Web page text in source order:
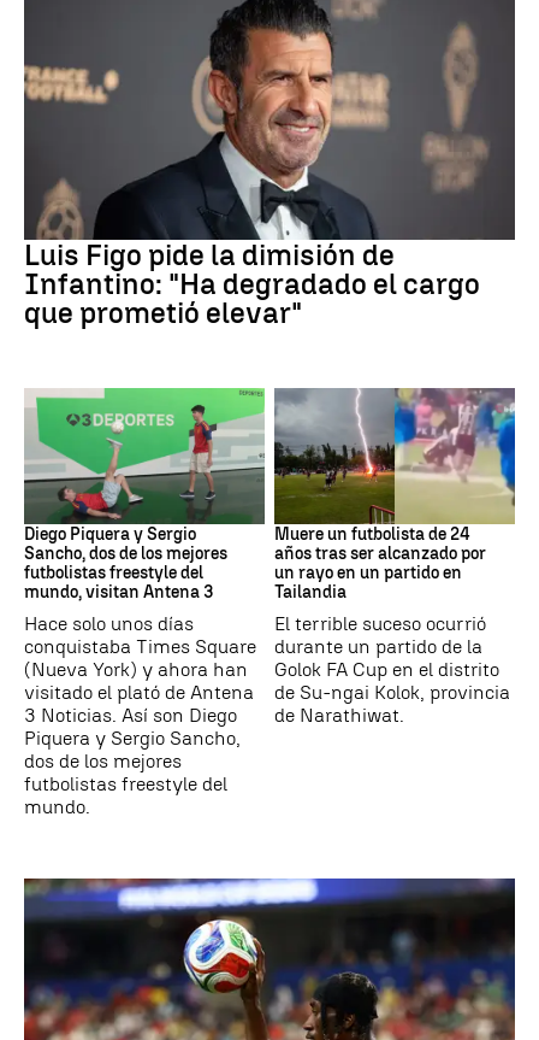
FIFA
Luis Figo pide la dimisión de
Infantino: "Ha degradado el cargo
que prometió elevar"
Fútbol
Diego Piquera y Sergio
Sancho, dos de los mejores
futbolistas freestyle del
mundo, visitan Antena 3
Hace solo unos días
conquistaba Times Square
(Nueva York) y ahora han
visitado el plató de Antena
3 Noticias. Así son Diego
Piquera y Sergio Sancho,
dos de los mejores
futbolistas freestyle del
mundo.
Muere un futbolista de 24
años tras ser alcanzado por
un rayo en un partido en
Tailandia
El terrible suceso ocurrió
durante un partido de la
Golok FA Cup en el distrito
de Su-ngai Kolok, provincia
de Narathiwat.